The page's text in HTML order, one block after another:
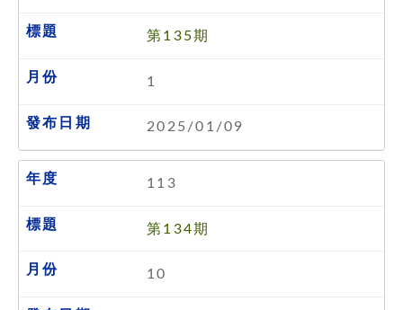
第135期
1
2025/01/09
113
第134期
10